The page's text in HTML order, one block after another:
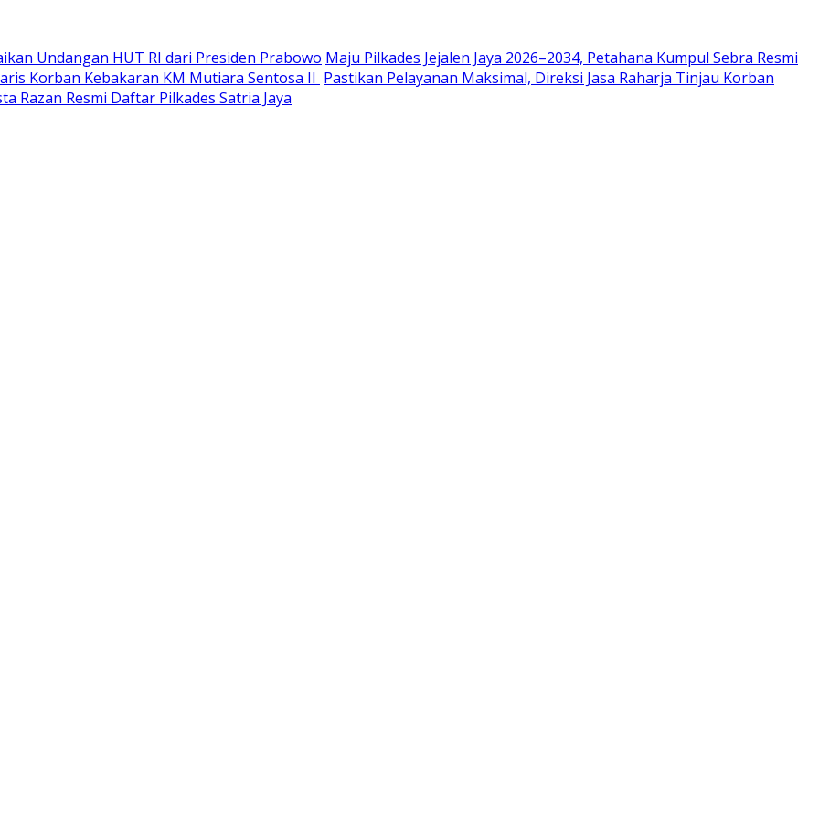
Undangan HUT RI dari Presiden Prabowo Maju Pilkades Jejalen Jaya 2026–2034, Petahana Kumpul Sebra Resmi
Korban Kebakaran KM Mutiara Sentosa II Pastikan Pelayanan Maksimal, Direksi Jasa Raharja Tinjau Korban
Razan Resmi Daftar Pilkades Satria Jaya